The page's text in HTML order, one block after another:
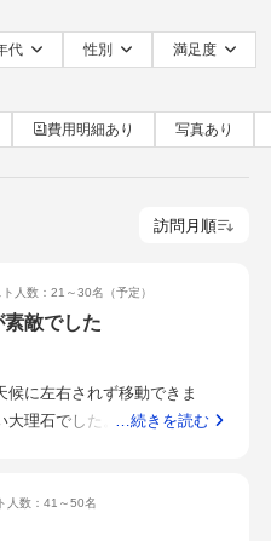
代 性別 満足度
費用明細あり 写真あり
ト人数：21～30名 （予定）
敵でした
に左右されず移動できま
理石でした。高いところに
てもらっていて、神棚の上
屋を作らずという徹底振りで
…続きを読む
人数：41～50名